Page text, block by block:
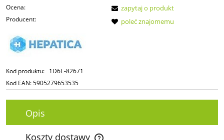
Ocena:
Producent:
Kod produktu: 1D6E-82671
Kod EAN:5905279653535
zapytaj o produkt
poleć znajomemu
Opis
Koszty dostawy